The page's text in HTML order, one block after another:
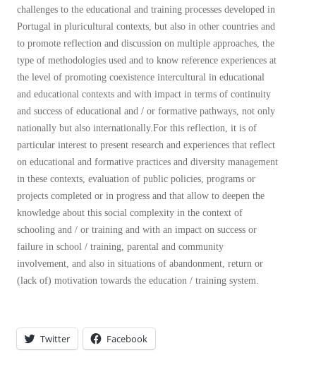
challenges to the educational and training processes developed in
Portugal in pluricultural contexts, but also in other countries and
to promote reflection and discussion on multiple approaches, the
type of methodologies used and to know reference experiences at
the level of promoting coexistence intercultural in educational
and educational contexts and with impact in terms of continuity
and success of educational and / or formative pathways, not only
nationally but also internationally.For this reflection, it is of
particular interest to present research and experiences that reflect
on educational and formative practices and diversity management
in these contexts, evaluation of public policies, programs or
projects completed or in progress and that allow to deepen the
knowledge about this social complexity in the context of
schooling and / or training and with an impact on success or
failure in school / training, parental and community
involvement, and also in situations of abandonment, return or
(lack of) motivation towards the education / training system.
Twitter Facebook